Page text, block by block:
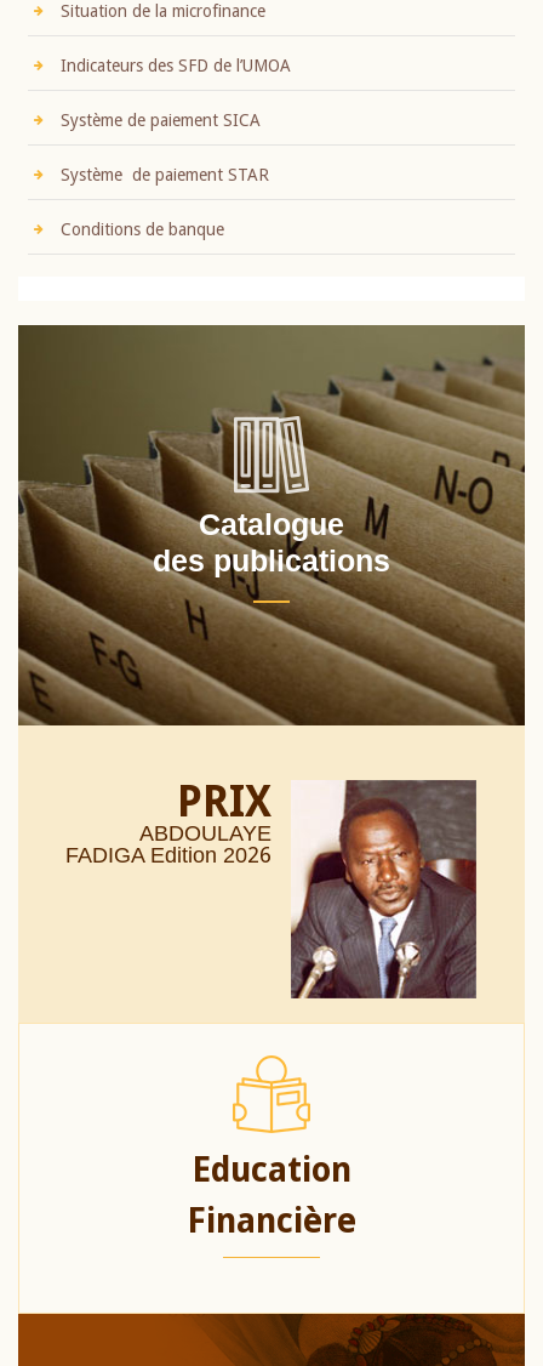
Situation de la microfinance
Indicateurs des SFD de l’UMOA
Système de paiement SICA
Système de paiement STAR
Conditions de banque
Catalogue
des publications
PRIX
ABDOULAYE
FADIGA Edition 2026
Education
Financière